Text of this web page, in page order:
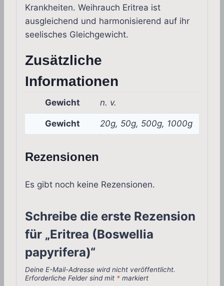
Krankheiten. Weihrauch Eritrea ist
ausgleichend und harmonisierend auf ihr
seelisches Gleichgewicht.
Zusätzliche
Informationen
Gewicht n. v.
Gewicht 20g, 50g, 500g, 1000g
Rezensionen
Es gibt noch keine Rezensionen.
Schreibe die erste Rezension
für „Eritrea (Boswellia
papyrifera)“
Deine E-Mail-Adresse wird nicht veröffentlicht.
Erforderliche Felder sind mit * markiert